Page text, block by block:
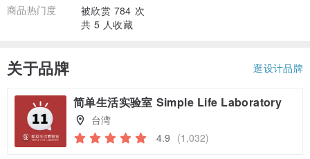
商品热门度
被欣赏 784 次
共 5 人收藏
关于品牌 逛设计品牌
简单生活实验室 Simple Life Laboratory
台湾
4.9 (1,032)